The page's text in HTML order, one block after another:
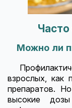
Можно ли
взрослых, как
препаратов.
высокие